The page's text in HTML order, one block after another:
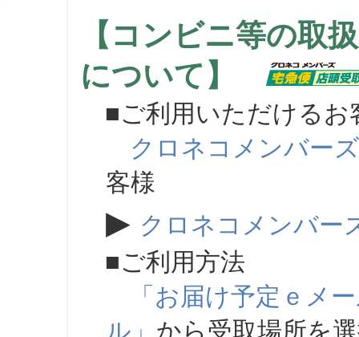
【コンビニ等の取
について】
■ご利用いただけるお
クロネコメンバーズ
客様
▶ クロネコメンバー
■ご利用方法
「お届け予定ｅメ
ル」 から受取場所を